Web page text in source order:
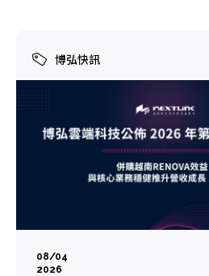
博弘快訊
08/04
2026